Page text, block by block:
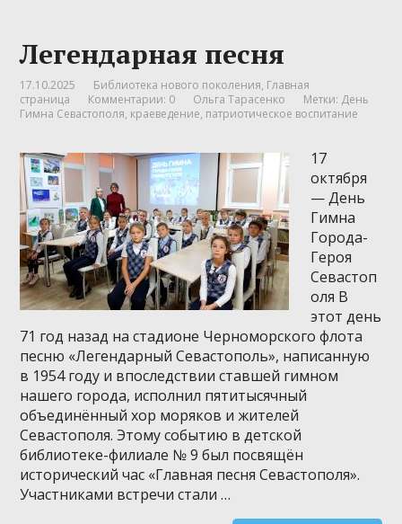
Легендарная песня
17.10.2025 Библиотека нового поколения, Главная
страница
Комментарии: 0 Ольга Тарасенко Метки: День
Гимна Севастополя, краеведение, патриотическое воспитание
17
октября
— День
Гимна
Города-
Героя
Севастоп
оля В
этот день
71 год назад на стадионе Черноморского флота
песню «Легендарный Севастополь», написанную
в 1954 году и впоследствии ставшей гимном
нашего города, исполнил пятитысячный
объединённый хор моряков и жителей
Севастополя. Этому событию в детской
библиотеке-филиале № 9 был посвящён
исторический час «Главная песня Севастополя».
Участниками встречи стали …